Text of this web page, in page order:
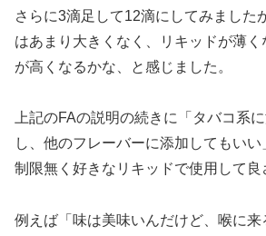
さらに3滴足して12滴にしてみました
はあまり大きくなく、リキッドが薄
が高くなるかな、と感じました。
上記のFAの説明の続きに「タバコ系
し、他のフレーバーに添加してもい
制限無く好きなリキッドで使用して良
例えば「味は美味いんだけど、喉に来